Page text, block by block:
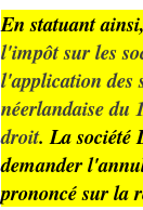
En statuant
l'impôt sur les
l'application des
néerlandaise du
droit. La société
demander
prononcé sur la